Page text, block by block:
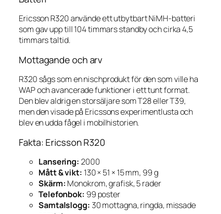
Ericsson R320 använde ett utbytbart NiMH-batteri
som gav upp till 104 timmars standby och cirka 4,5
timmars taltid.
Mottagande och arv
R320 sågs som en nischprodukt för den som ville ha
WAP och avancerade funktioner i ett tunt format.
Den blev aldrig en storsäljare som T28 eller T39,
men den visade på Ericssons experimentlusta och
blev en udda fågel i mobilhistorien.
Fakta: Ericsson R320
Lansering: 2000
Mått & vikt: 130 × 51 × 15 mm, 99 g
Skärm: Monokrom, grafisk, 5 rader
Telefonbok: 99 poster
Samtalslogg: 30 mottagna, ringda, missade